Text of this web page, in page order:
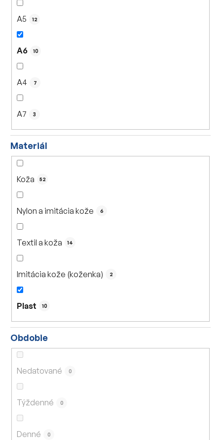
A5 12
A6 10
A4 7
A7 3
Materiál
Koža 52
Nylon a imitácia kože 6
Textil a koža 14
Imitácia kože (koženka) 2
Plast 10
Obdobie
Nedatované 0
Týždenné 0
Denné 0